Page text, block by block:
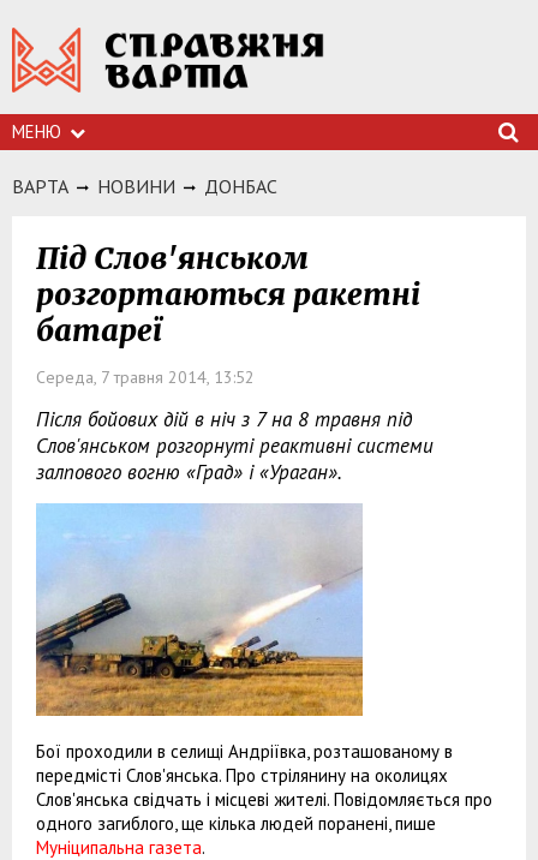
МЕНЮ
ВАРТА НОВИНИ ДОНБАС
Під Слов'янськом
розгортаються ракетні
батареї
Середа, 7 травня 2014, 13:52
Після бойових дій в ніч з 7 на 8 травня під
Слов'янськом розгорнуті реактивні системи
залпового вогню «Град» і «Ураган».
Бої проходили в селищі Андріївка, розташованому в
передмісті Слов'янська. Про стрілянину на околицях
Слов'янська свідчать і місцеві жителі. Повідомляється про
одного загиблого, ще кілька людей поранені, пише
Муніципальна газета.